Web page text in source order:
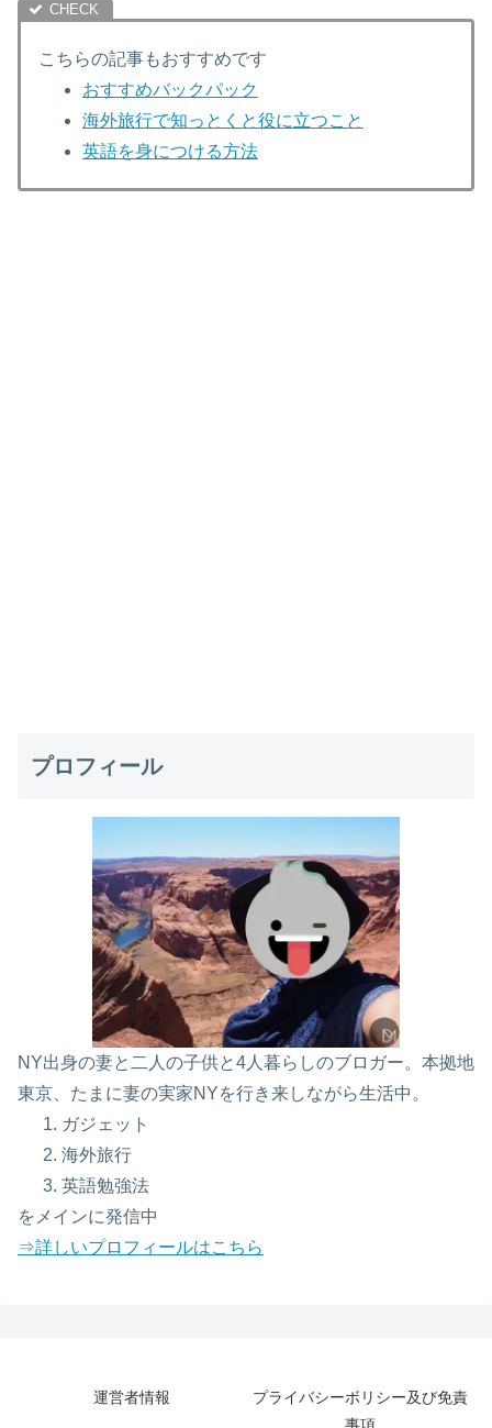
こちらの記事もおすすめです
おすすめバックパック
海外旅行で知っとくと役に立つこと
英語を身につける方法
プロフィール
NY出身の妻と二人の子供と4人暮らしのブロガー。本拠地
東京、たまに妻の実家NYを行き来しながら生活中。
ガジェット
海外旅行
英語勉強法
をメインに発信中
⇒詳しいプロフィールはこちら
運営者情報
プライバシーボリシー及び免責